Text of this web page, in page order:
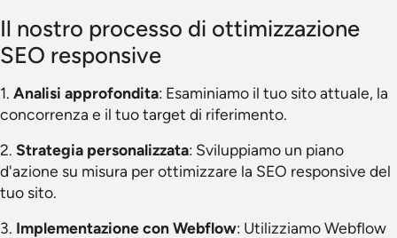
Il nostro processo di ottimizzazione
SEO responsive
1. Analisi approfondita: Esaminiamo il tuo sito attuale, la
concorrenza e il tuo target di riferimento.
2. Strategia personalizzata: Sviluppiamo un piano
d'azione su misura per ottimizzare la SEO responsive del
tuo sito.
3. Implementazione con Webflow: Utilizziamo Webflow